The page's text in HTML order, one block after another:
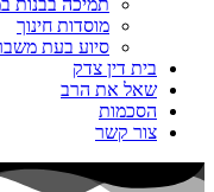
תמיכה בבנות
מוסדות חינוך
סיוע בעת
בית דין צדק
שאל את הרב
הסכמות
צור קשר